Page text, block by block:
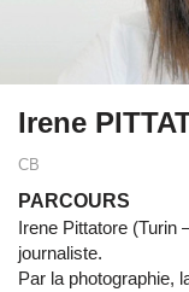
Irene
CB
PARCOURS
Irene Pittatore (Turin
journaliste.
Par la photographie,